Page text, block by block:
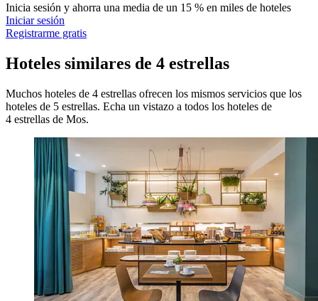
Inicia sesión y ahorra una media de un 15 % en miles de hoteles
Iniciar sesión
Registrarme gratis
Hoteles similares de 4 estrellas
Muchos hoteles de 4 estrellas ofrecen los mismos servicios que los
hoteles de 5 estrellas. Echa un vistazo a todos los hoteles de
4 estrellas de Mos.